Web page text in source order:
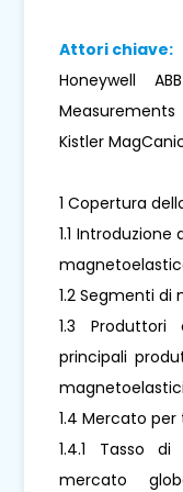
Attori chiave:
Honeywell
Measurements
Kistler
1 Copertura
1.1
1.2 Segmenti
1.3
principali
1.4 Mercato per
1.4.1 Tasso
mercato